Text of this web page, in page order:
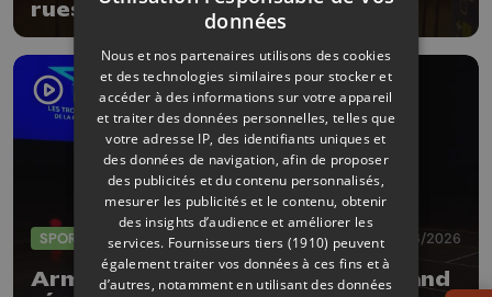
rues de la Ville de Liège
SPORTS 04/06/2026
Armand Marchant et Julie Allemand
données
Nous et nos partenaires utilisons des cookies
et des technologies similaires pour stocker et
accéder à des informations sur votre appareil
et traiter des données personnelles, telles que
votre adresse IP, des identifiants uniques et
des données de navigation, afin de proposer
des publicités et du contenu personnalisés,
mesurer les publicités et le contenu, obtenir
des insights d’audience et améliorer les
services. Fournisseurs tiers (1910) peuvent
également traiter vos données à ces fins et à
d’autres, notamment en utilisant des données